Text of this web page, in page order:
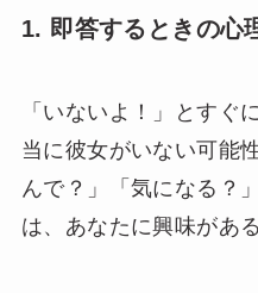
1. 即答するときの心
「いないよ！」とすぐ
当に彼女がいない可能
んで？」「気になる？
は、あなたに興味があ